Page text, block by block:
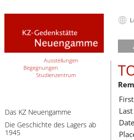
Ausstellungen
Begegnungen
Studienzentrum
Das KZ Neuengamme
Die Geschichte des Lagers ab
1945